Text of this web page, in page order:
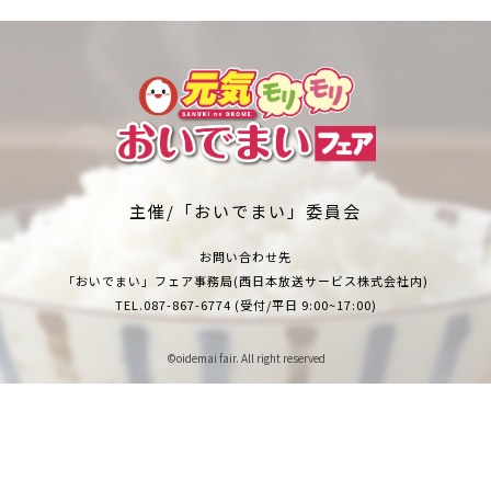
主催/「おいでまい」委員会
お問い合わせ先
「おいでまい」フェア事務局(西日本放送サービス株式会社内)
TEL.087-867-6774 (受付/平日 9:00~17:00)
©︎oidemai fair. All right reserved